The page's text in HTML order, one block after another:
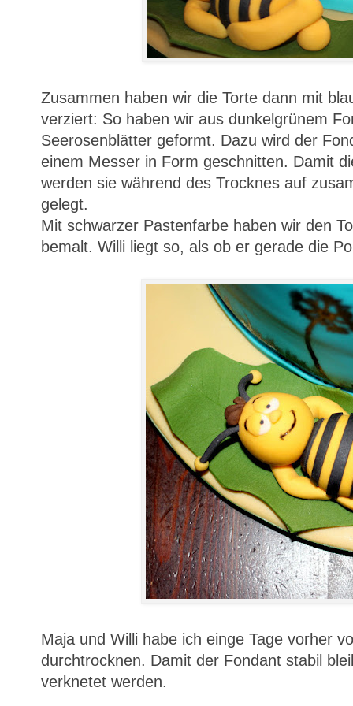
Zusammen haben wir die Torte dann mit
verziert: So haben wir aus dunkelgrünem
Seerosenblätter geformt. Dazu wird der
einem Messer in Form geschnitten. Damit
werden sie während des Trocknes auf
gelegt.
Mit schwarzer Pastenfarbe haben wir den
bemalt. Willi liegt so, als ob er gerade die
Maja und Willi habe ich einge Tage vorher
durchtrocknen. Damit der Fondant stabil
verknetet werden.